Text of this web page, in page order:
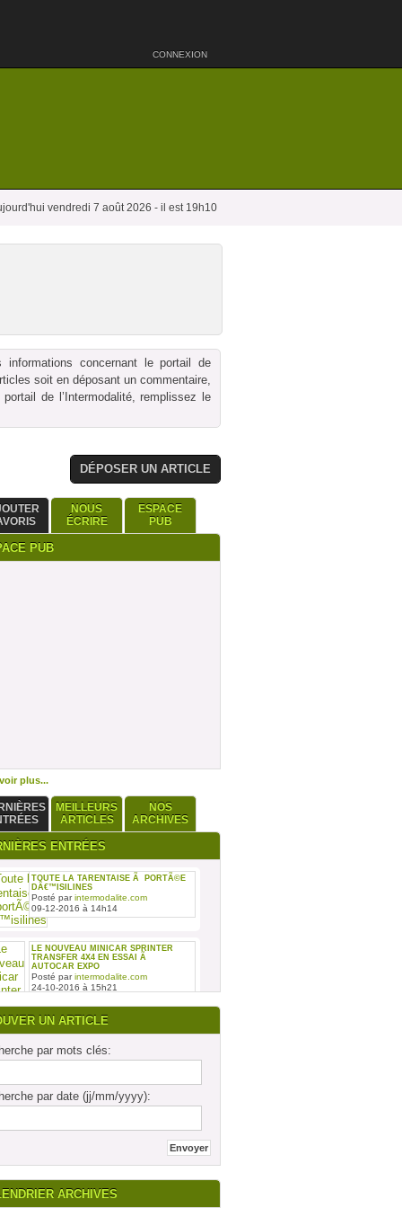
CONNEXION
vendredi 7 août 2026 - il est 19h10
concernant le portail de
soit en déposant un commentaire,
de l’Intermodalité, remplissez le
DÉPOSER UN ARTICLE
NOUS
ÉCRIRE
ESPACE
PUB
PUB
plus...
MEILLEURS
ARTICLES
NOS
ARCHIVES
ENTRÉES
TOUTE LA TARENTAISE Ã PORTÃ©E
DÂ€™ISILINES
Posté parintermodalite.com
09-12-2016 à 14h14
LE NOUVEAU MINICAR SPRINTER
TRANSFER 4X4 EN ESSAI Ã
AUTOCAR EXPO
Posté parintermodalite.com
24-10-2016 à 15h21
REMISE DES SIX PREMIERS INTOURO
MERCEDES-BENZ ASSEMBLÃ©S SUR
LE SITE DAIMLER BUSES DE LIGNY-
28-09-2016 à 17h19
UN ARTICLE
par mots clés:
par date (jj/mm/yyyy):
ARCHIVES